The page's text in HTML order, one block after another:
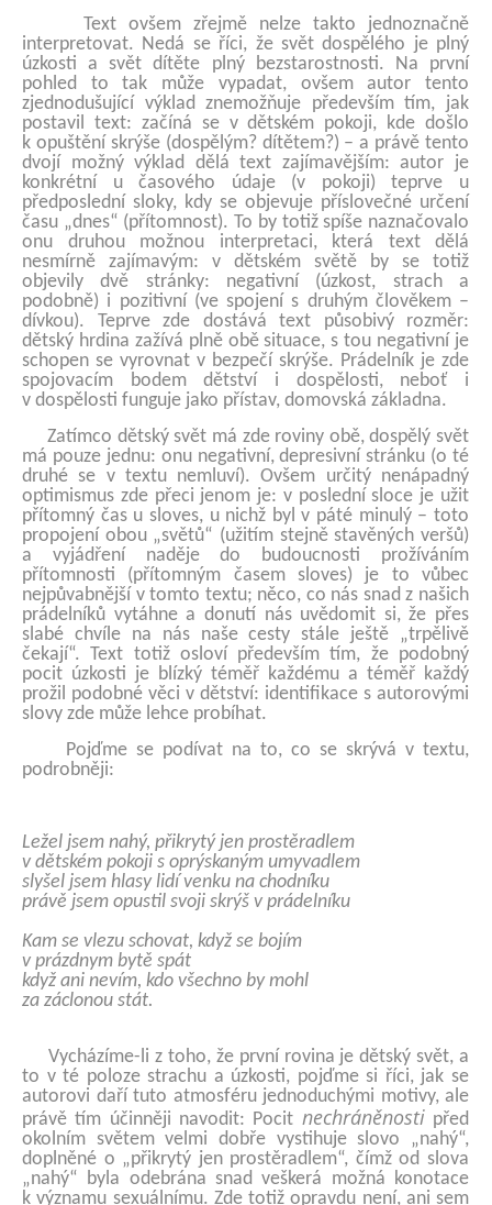
Text ovšem zřejmě nelze takto jednoznačně
interpretovat. Nedá se říci, že svět dospělého je plný
úzkosti a svět dítěte plný bezstarostnosti. Na první
pohled to tak může vypadat, ovšem autor tento
zjednodušující výklad znemožňuje především tím, jak
postavil text: začíná se v dětském pokoji, kde došlo
k opuštění skrýše (dospělým? dítětem?) – a právě tento
dvojí možný výklad dělá text zajímavějším: autor je
konkrétní u časového údaje (v pokoji) teprve u
předposlední sloky, kdy se objevuje příslovečné určení
času „dnes“ (přítomnost). To by totiž spíše naznačovalo
onu druhou možnou interpretaci, která text dělá
nesmírně zajímavým: v dětském světě by se totiž
objevily dvě stránky: negativní (úzkost, strach a
podobně) i pozitivní (ve spojení s druhým člověkem –
dívkou). Teprve zde dostává text působivý rozměr:
dětský hrdina zažívá plně obě situace, s tou negativní je
schopen se vyrovnat v bezpečí skrýše. Prádelník je zde
spojovacím bodem dětství i dospělosti, neboť i
v dospělosti funguje jako přístav, domovská základna.
Zatímco dětský svět má zde roviny obě, dospělý svět
má pouze jednu: onu negativní, depresivní stránku (o té
druhé se v textu nemluví). Ovšem určitý nenápadný
optimismus zde přeci jenom je: v poslední sloce je užit
přítomný čas u sloves, u nichž byl v páté minulý – toto
propojení obou „světů“ (užitím stejně stavěných veršů)
a vyjádření naděje do budoucnosti prožíváním
přítomnosti (přítomným časem sloves) je to vůbec
nejpůvabnější v tomto textu; něco, co nás snad z našich
prádelníků vytáhne a donutí nás uvědomit si, že přes
slabé chvíle na nás naše cesty stále ještě „trpělivě
čekají“. Text totiž osloví především tím, že podobný
pocit úzkosti je blízký téměř každému a téměř každý
prožil podobné věci v dětství: identifikace s autorovými
slovy zde může lehce probíhat.
Pojďme se podívat na to, co se skrývá v textu,
podrobněji:
Ležel jsem nahý, přikrytý jen prostěradlem
v dětském pokoji s oprýskaným umyvadlem
slyšel jsem hlasy lidí venku na chodníku
právě jsem opustil svoji skrýš v prádelníku
Kam se vlezu schovat, když se bojím
v prázdnym bytě spát
když ani nevím, kdo všechno by mohl
za záclonou stát.
Vycházíme-li z toho, že první rovina je dětský svět, a
to v té poloze strachu a úzkosti, pojďme si říci, jak se
autorovi daří tuto atmosféru jednoduchými motivy, ale
právě tím účinněji navodit: Pocit nechráněnosti před
okolním světem velmi dobře vystihuje slovo „nahý“,
doplněné o „přikrytý jen prostěradlem“, čímž od slova
„nahý“ byla odebrána snad veškerá možná konotace
k významu sexuálnímu. Zde totiž opravdu není, ani sem